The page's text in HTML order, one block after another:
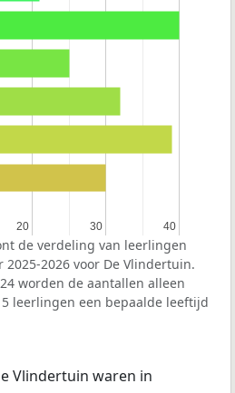
20
20 30
30 40
40
de verdeling van leerlingen
2026 voor De Vlindertuin.
worden de aantallen alleen
leerlingen een bepaalde leeftijd
Vlindertuin waren in